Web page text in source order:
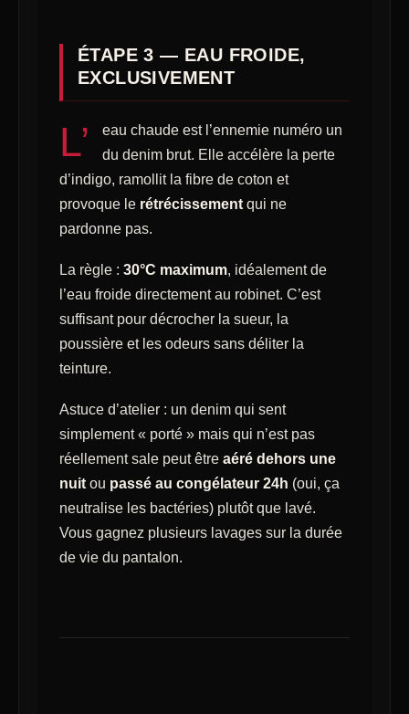
ÉTAPE 3 — EAU FROIDE,
EXCLUSIVEMENT
L’
eau chaude est l’ennemie numéro un
du denim brut. Elle accélère la perte
d’indigo, ramollit la fibre de coton et
provoque le rétrécissement qui ne
pardonne pas.
La règle : 30°C maximum, idéalement de
l’eau froide directement au robinet. C’est
suffisant pour décrocher la sueur, la
poussière et les odeurs sans déliter la
teinture.
Astuce d’atelier : un denim qui sent
simplement « porté » mais qui n’est pas
réellement sale peut être aéré dehors une
nuit ou passé au congélateur 24h (oui, ça
neutralise les bactéries) plutôt que lavé.
Vous gagnez plusieurs lavages sur la durée
de vie du pantalon.